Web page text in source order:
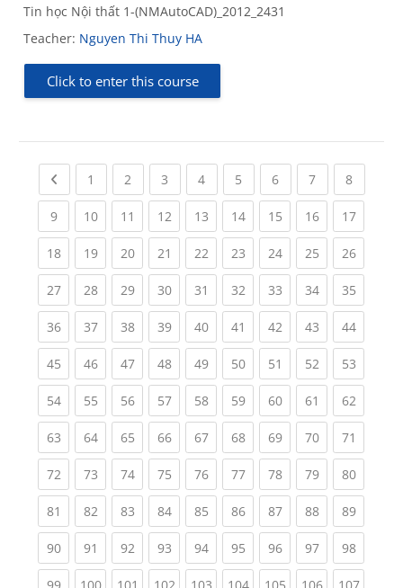
Tin học Nội thất 1-(NMAutoCAD)_2012_2431
Teacher: Nguyen Thi Thuy HA
Click to enter this course
Previous page
1 (current)
2 (current)
3 (current)
4(current)
5 (current)
6(current)
7(current)
8(current)
9(current)
10(current)
11 (current)
12(current)
13(current)
14(current)
15(current)
16(current)
17
18(current)
19(current)
20(current)
21 (current)
22(current)
23(current)
24(current)
25(current)
26
27(current)
28(current)
29(current)
30(current)
31 (current)
32(current)
33(current)
34(current)
35
36(current)
37(current)
38(current)
39(current)
40(current)
41 (current)
42(current)
43(current)
44
45(current)
46(current)
47(current)
48(current)
49(current)
50(current)
51 (current)
52(current)
53
54(current)
55(current)
56(current)
57(current)
58(current)
59(current)
60(current)
61 (current)
62
63(current)
64(current)
65(current)
66(current)
67(current)
68(current)
69(current)
70(current)
71
72(current)
73(current)
74(current)
75(current)
76(current)
77(current)
78(current)
79(current)
80
81 (current)
82(current)
83(current)
84(current)
85(current)
86(current)
87(current)
88(current)
89
90(current)
91 (current)
92(current)
93(current)
94(current)
95(current)
96(current)
97(current)
98
(current)(current)(current)(current)(current)(current)(current)(current)